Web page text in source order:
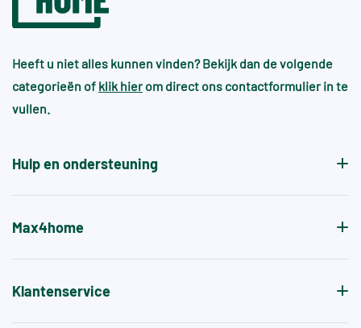
Heeft u niet alles kunnen vinden? Bekijk dan de volgende
categorieën of klik hier om direct ons contactformulier in te
vullen.
Hulp en ondersteuning
Max4home
Klantenservice